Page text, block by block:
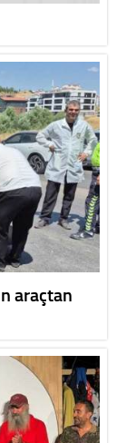
araçtan